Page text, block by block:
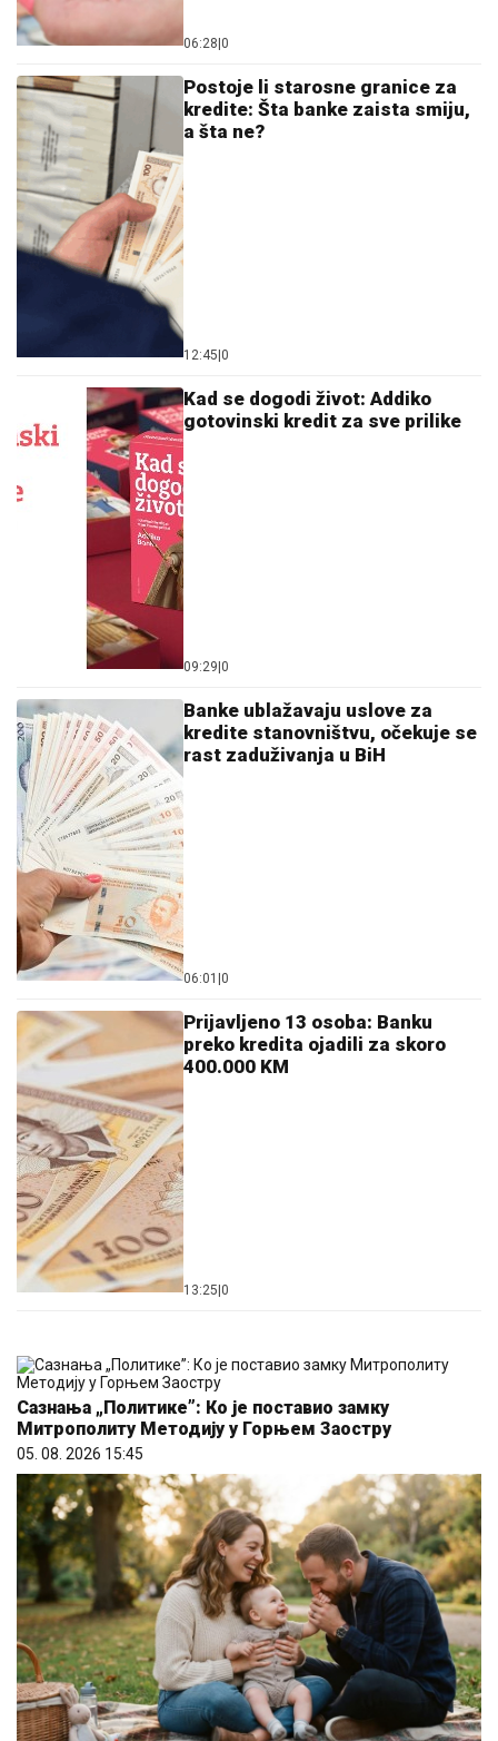
06:28 0
Postoje li starosne granice za
kredite: Šta banke zaista smiju,
a šta ne?
12:45 0
Kad se dogodi život: Addiko
gotovinski kredit za sve prilike
09:29 0
Banke ublažavaju uslove za
kredite stanovništvu, očekuje se
rast zaduživanja u BiH
06:01 0
Prijavljeno 13 osoba: Banku
preko kredita ojadili za skoro
400.000 KM
13:25 0
Сазнања „Политике”: Ко је поставио замку
Митрополиту Методију у Горњем Заостру
05. 08. 2026 15:45